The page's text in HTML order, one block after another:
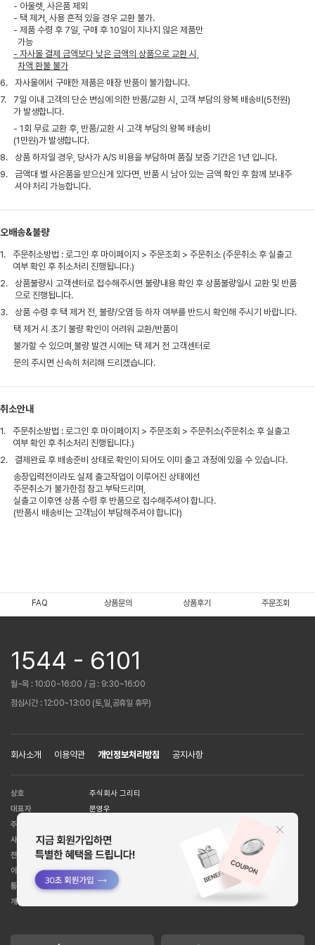
- 아울렛, 사은품 제외
- 택 제거, 사용 흔적 있을 경우 교환 불가.
- 제품 수령 후 7일, 구매 후 10일이 지나지 않은 제품만
가능
- 자사몰 결제 금액보다 낮은 금액의 상품으로 교환 시,
차액 환불 불가
6.
자사몰에서 구매한 제품은 매장 반품이 불가합니다.
7.
7일 이내 고객의 단순 변심에 의한 반품/교환 시, 고객 부담의 왕복 배송비(5천원)
가 발생합니다.
- 1회 무료 교환 후, 반품/교환 시 고객 부담의 왕복 배송비
(1만원)가 발생합니다.
8.
상품 하자일 경우, 당사가 A/S 비용을 부담하며 품질 보증 기간은 1년 입니다.
9.
금액대 별 사은품을 받으신게 있다면, 반품 시 남아 있는 금액 확인 후 함께 보내주
셔야 처리 가능합니다.
오배송&불량
1.
주문취소방법 : 로그인 후 마이페이지 > 주문조회 > 주문취소 (주문취소 후 실출고
여부 확인 후 취소처리 진행됩니다.)
2.
상품불량시 고객센터로 접수해주시면 불량내용 확인 후 상품불량일시 교환 및 반품
으로 진행됩니다.
3.
상품 수령 후 택 제거 전, 불량/오염 등 하자 여부를 반드시 확인해 주시기 바랍니다.
택 제거 시 초기 불량 확인이 어려워 교환/반품이
불가할 수 있으며,불량 발견 시에는 택 제거 전 고객센터로
문의 주시면 신속히 처리해 드리겠습니다.
취소안내
1.
주문취소방법 : 로그인 후 마이페이지 > 주문조회 > 주문취소(주문취소 후 실출고
여부 확인 후 취소처리 진행됩니다.)
2.
결제완료 후 배송준비 상태로 확인이 되어도 이미 출고 과정에 있을 수 있습니다.
송장입력전이라도 실제 출고작업이 이루어진 상태에선
주문취소가 불가한점 참고 부탁드리며,
실출고 이후엔 상품 수령 후 반품으로 접수해주셔야 합니다.
(반품시 배송비는 고객님이 부담해주셔야 합니다)
FAQ 상품문의 상품후기 주문조회
1544 - 6101
월~목 : 10:00~16:00 / 금 : 9:30~16:00
점심시간 : 12:00~13:00 (토,일,공휴일 휴무)
회사소개 이용약관 개인정보처리방침 공지사항
상호
주식회사 그리티
대표자
문영우
주소
사업자등록번호
109-81-59281
전화번호
1544-6101
이메일 주소
help@huit8.co.kr
통신판매업
강남5526호
개인정보관리책임자